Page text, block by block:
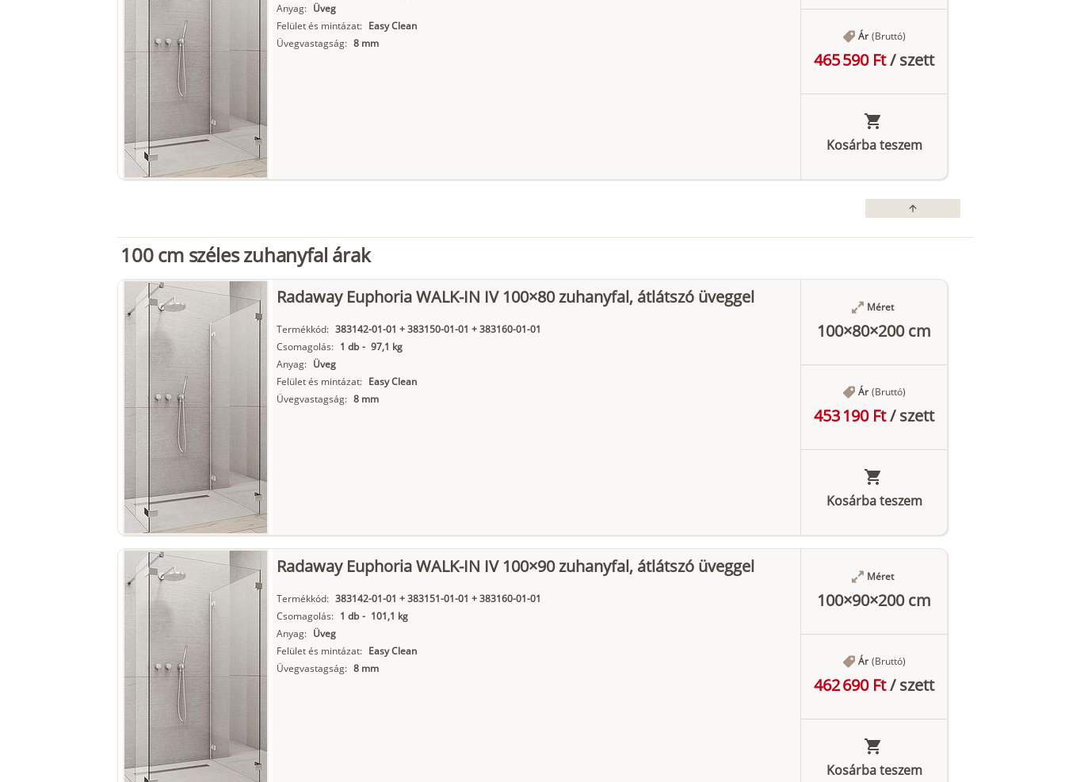
Anyag: Üveg
Felület és mintázat: Easy Clean
Üvegvastagság: 8 mm
Ár (Bruttó)
465 590 Ft/szett
Kosárba teszem
arrow_upward
100 cm széles zuhanyfal árak
Radaway Euphoria WALK-IN IV 100×80 zuhanyfal, átlátszó üveggel
Termékkód: 383142-01-01 + 383150-01-01 + 383160-01-01
Csomagolás: 1 db - 97,1 kg
Anyag: Üveg
Felület és mintázat: Easy Clean
Üvegvastagság: 8 mm
Méret
100×80×200 cm
Ár (Bruttó)
453 190 Ft/szett
Kosárba teszem
Radaway Euphoria WALK-IN IV 100×90 zuhanyfal, átlátszó üveggel
Termékkód: 383142-01-01 + 383151-01-01 + 383160-01-01
Csomagolás: 1 db - 101,1 kg
Anyag: Üveg
Felület és mintázat: Easy Clean
Üvegvastagság: 8 mm
Méret
100×90×200 cm
Ár (Bruttó)
462 690 Ft/szett
Kosárba teszem